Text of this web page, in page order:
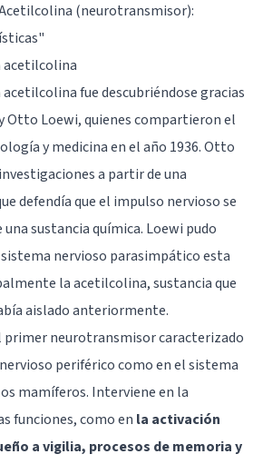
(neurotransmisor):
"
acetilcolina
fue descubriéndose gracias
Otto Loewi, quienes compartieron el
y medicina en el año 1936. Otto
a partir de una
defendía que el impulso nervioso se
sustancia química. Loewi pudo
sistema nervioso parasimpáticoesta
la acetilcolina, sustancia que
aislado anteriormente.
primer neurotransmisor caracterizado
periférico como en el sistema
mamíferos. Interviene en la
funciones, como en la activación
a vigilia, procesos de memoria y